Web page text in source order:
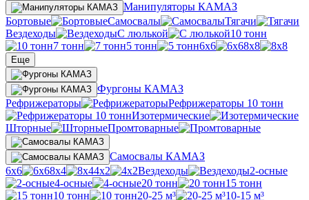
Манипуляторы КАМАЗ
Бортовые
Самосвалы
Тягачи
Вездеходы
С люлькой
10 тонн
7 тонн
5 тонн 6х6 8х8
Еще
Фургоны КАМАЗ
Рефрижераторы
Рефрижераторы 10 тонн
Изотермические
Шторные
Промтоварные
Самосвалы КАМАЗ
6х6
8х4 4х2 Вездеходы
2-осные
4-осные
20 тонн
15 тонн
10 тонн
20-25 м³ 10-15 м³